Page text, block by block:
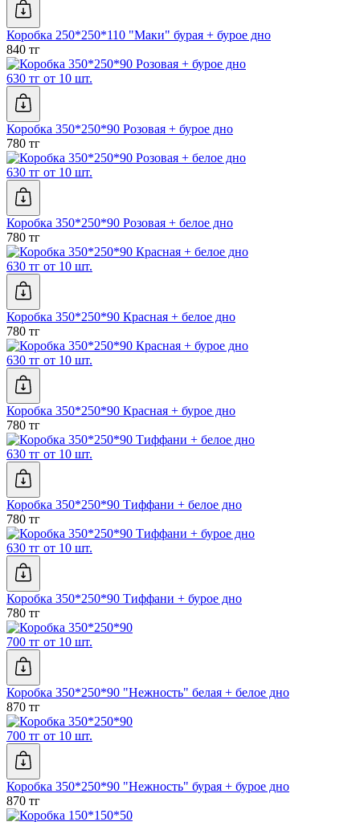
Коробка 250*250*110 "Маки" бурая + бурое дно
840 тг
630 тг от 10 шт.
Коробка 350*250*90 Розовая + бурое дно
780 тг
630 тг от 10 шт.
Коробка 350*250*90 Розовая + белое дно
780 тг
630 тг от 10 шт.
Коробка 350*250*90 Красная + белое дно
780 тг
630 тг от 10 шт.
Коробка 350*250*90 Красная + бурое дно
780 тг
630 тг от 10 шт.
Коробка 350*250*90 Тиффани + белое дно
780 тг
630 тг от 10 шт.
Коробка 350*250*90 Тиффани + бурое дно
780 тг
700 тг от 10 шт.
Коробка 350*250*90 "Нежность" белая + белое дно
870 тг
700 тг от 10 шт.
Коробка 350*250*90 "Нежность" бурая + бурое дно
870 тг